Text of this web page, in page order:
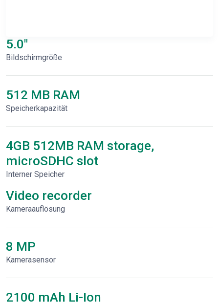
5.0"
Bildschirmgröße
512 MB RAM
Speicherkapazität
4GB 512MB RAM storage,
microSDHC slot
Interner Speicher
Video recorder
Kameraauflösung
8 MP
Kamerasensor
2100 mAh Li-Ion